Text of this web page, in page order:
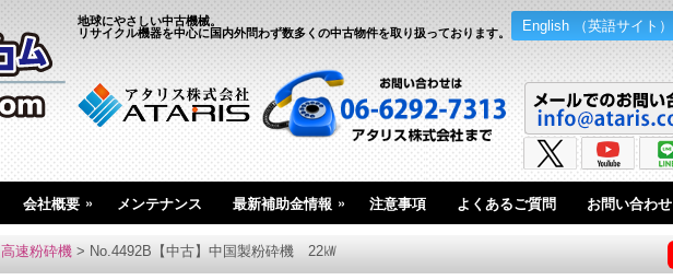
English （英語サイト）
地球にやさしい中古機械。
リサイクル機器を中心に国内外問わず数多くの中古物件を取り扱っております。
会社概要 » メンテナンス 最新補助金情報 » 注意事項 よくあるご質問 お問い合わせ
高速粉砕機 > No.4492B【中古】中国製粉砕機 22㎾